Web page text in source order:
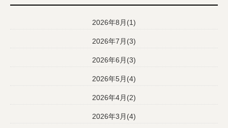
2026年8月(1)
2026年7月(3)
2026年6月(3)
2026年5月(4)
2026年4月(2)
2026年3月(4)